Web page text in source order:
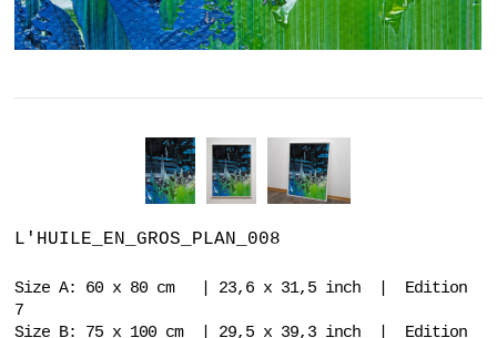
L'HUILE_EN_GROS_PLAN_008
Size A: 60 x 80 cm | 23,6 x 31,5 inch | Edition
7
Size B: 75 x 100 cm | 29,5 x 39,3 inch | Edition